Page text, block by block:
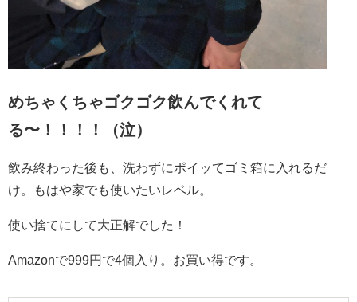
めちゃくちゃゴクゴク飲んでくれて
る〜！！！！（泣）
飲み終わった後も、洗わずにポイッてゴミ箱に入れるだ
け。もはや家でも使いたいレベル。
使い捨てにして大正解でした！
Amazonで999円で4個入り。お買い得です。